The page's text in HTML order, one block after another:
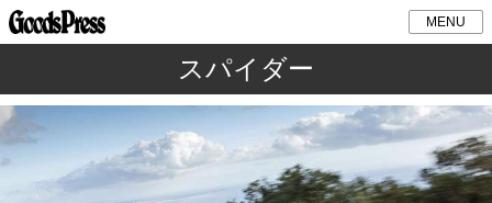
MENU
スパイダー